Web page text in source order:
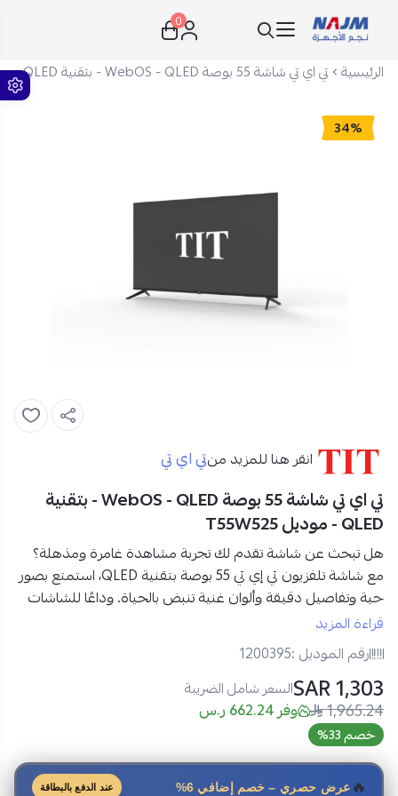
نجم الأجهزة
0
الرئيسية تي اي تي شاشة 55 بوصة WebOS - QLED - بتقنية QLED - موديل T55W525
34%
انقر هنا للمزيد منتي اي تي
تي اي تي شاشة 55 بوصة WebOS - QLED - بتقنية
QLED - موديل T55W525
هل تبحث عن شاشة تقدم لك تجربة مشاهدة غامرة ومذهلة؟
مع شاشة تلفزيون تي إي تي 55 بوصة بتقنية QLED
، استمتع بصور
حية وتفاصيل دقيقة وألوان غنية تنبض بالحياة. وداعًا للشاشات
التقليدية، ومرحبًا بتجربة سينمائية في منزلك!
مواصفات شاشة تلفزيون تي إي تي 55 بوصة في السعودية:
العلامة التجارية: تي اي تي
رقم الموديل:T55W525
النوع:شاشة تلفزيون
الحجم:55 بوصة
التقنية:
قراءة المزيد
رقم الموديل :1200395
1,303 SAR السعر شامل الضريبة
1,965.24 وفر 662.24 ر.س
خصم 33%
🔥 عرض حصري – خصم إضافي 6% عند الدفع بالبطاقة